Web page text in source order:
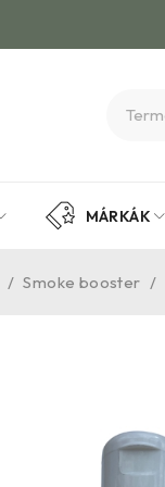
MÁRKÁK
/ Smoke booster /